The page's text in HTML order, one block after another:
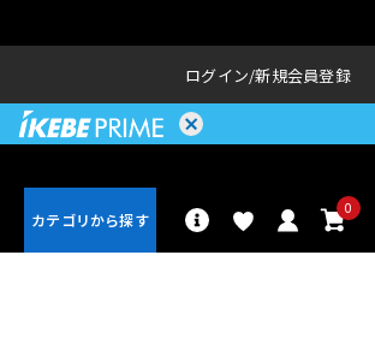
ログイン 新規会員登録
0